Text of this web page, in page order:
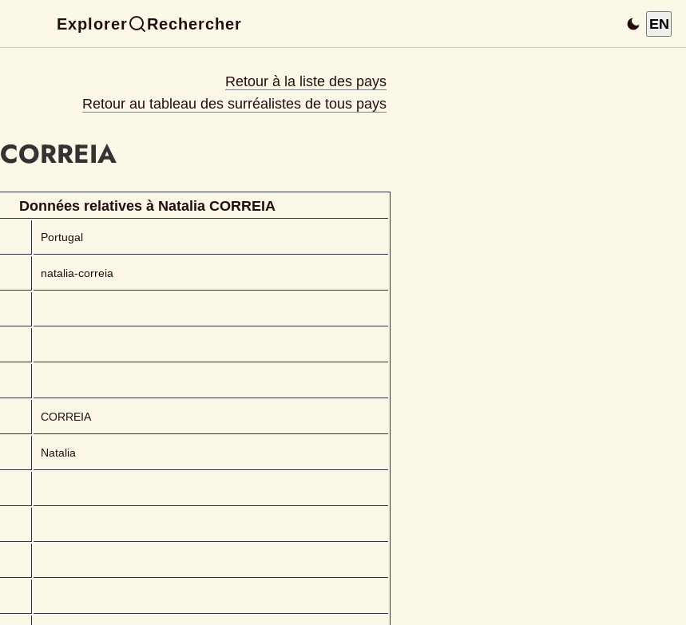
Explorer Rechercher EN
Retour à la liste des pays
Retour au tableau des surréalistes de tous pays
CORREIA
Données relatives à Natalia CORREIA
Portugal
natalia-correia
CORREIA
Natalia